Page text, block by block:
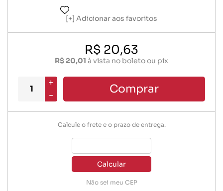
Adicionar aos favoritos
R$ 20,63
R$ 20,01 à vista no boleto ou pix
+
-
Comprar
Calcule o frete e o prazo de entrega.
Calcular
Não sei meu CEP